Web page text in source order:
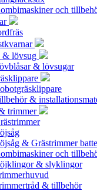
och
& lövsug
& lövsugar
&
trimmer
& Grästrimmer
och
& slyklingor
& tillbehör